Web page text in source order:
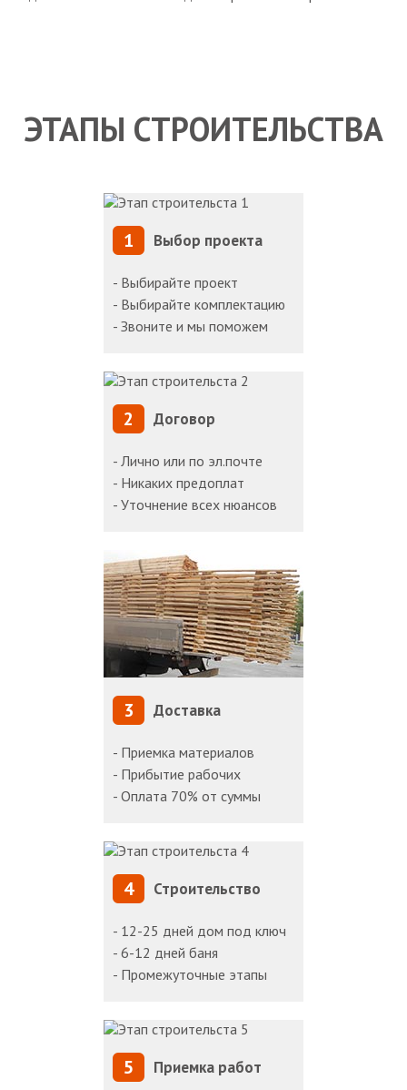
ЭТАПЫ СТРОИТЕЛЬСТВА
1 Выбор проекта
- Выбирайте проект
- Выбирайте комплектацию
- Звоните и мы поможем
2 Договор
- Лично или по эл.почте
- Никаких предоплат
- Уточнение всех нюансов
3 Доставка
- Приемка материалов
- Прибытие рабочих
- Оплата 70% от суммы
4 Строительство
- 12-25 дней дом под ключ
- 6-12 дней баня
- Промежуточные этапы
5 Приемка работ